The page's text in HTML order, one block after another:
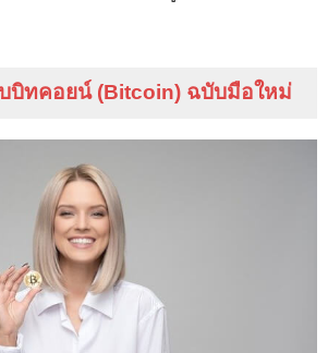
บิทคอยน์ (Bitcoin) ฉบับมือใหม่